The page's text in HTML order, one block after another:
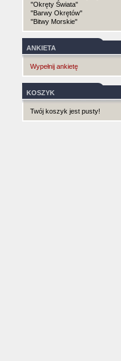
"Okręty Świata"
"Barwy Okrętów"
"Bitwy Morskie"
ANKIETA
Wypełnij ankietę
KOSZYK
Twój koszyk jest pusty!